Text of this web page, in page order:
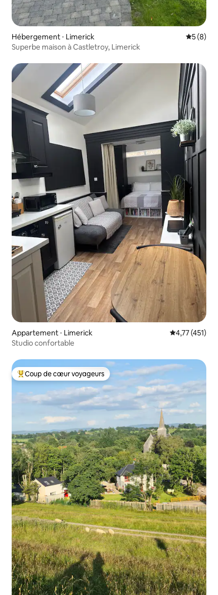
Hébergement ⋅ Limerick
5 (8)
Superbe maison à Castletroy, Limerick
Appartement ⋅ Limerick Évaluation
4,77 (451)
Studio confortable
Coups de cœur voyageurs les plus appréciés
Coup de cœur voyageurs